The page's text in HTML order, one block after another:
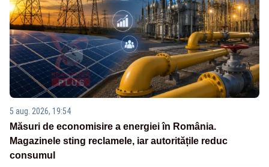
5 aug. 2026, 19:54
Măsuri de economisire a energiei în România.
Magazinele sting reclamele, iar autoritățile reduc
consumul